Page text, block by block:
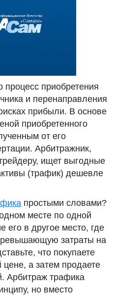
процесс приобретения
и перенаправления
прибыли. В основе
приобретенного
от его
Арбитражник,
ищет выгодные
(трафик) дешевле
простыми словами?
месте по одной
его в другое место, где
затраты на
что покупаете
а затем продаете
Арбитраж трафика
но вместо